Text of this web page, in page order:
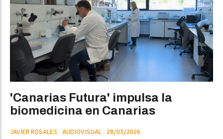
'Canarias Futura' impulsa la
biomedicina en Canarias
JAVIER ROSALES AUDIOVISUAL 28/03/2026